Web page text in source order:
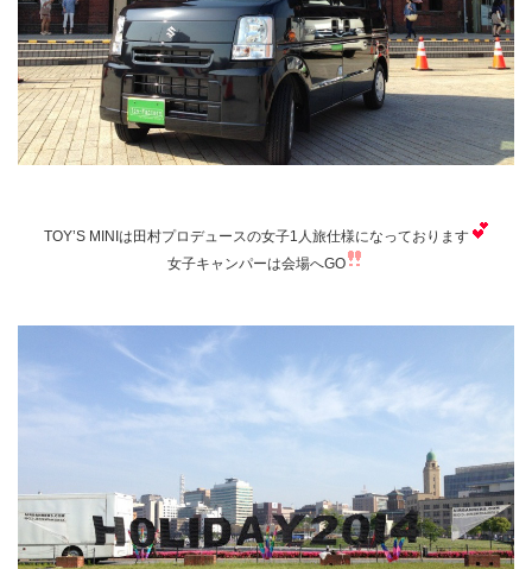
TOY’S MINIは田村プロデュースの女子1人旅仕様になっております
女子キャンパーは会場へGO